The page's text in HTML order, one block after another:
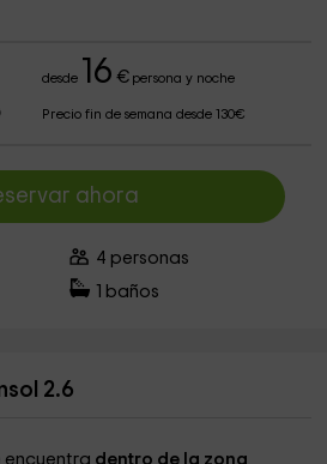
desde 16 €persona y noche
Precio fin de semana desde 130€
ahora
4 personas
baños
2.6
encuentra dentro de la zona